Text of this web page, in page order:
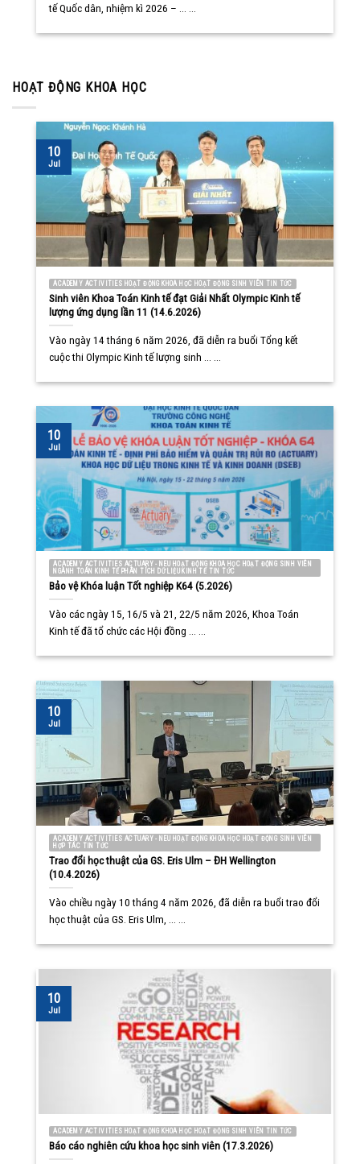
tế Quốc dân, nhiệm kì 2026 – ... ...
HOẠT ĐỘNG KHOA HỌC
ACADEMY ACTIVITIES HOẠT ĐỘNG KHOA HỌC HOẠT ĐỘNG SINH VIÊN TIN TỨC
Sinh viên Khoa Toán Kinh tế đạt Giải Nhất Olympic Kinh tế
lượng ứng dụng lần 11 (14.6.2026)
Vào ngày 14 tháng 6 năm 2026, đã diễn ra buổi Tổng kết
cuộc thi Olympic Kinh tế lượng sinh ... ...
10
Jul
ACADEMY ACTIVITIES ACTUARY - NEU HOẠT ĐỘNG KHOA HỌC HOẠT ĐỘNG SINH VIÊN
NGÀNH TOÁN KINH TẾ PHÂN TÍCH DỮ LIỆU KINH TẾ TIN TỨC
Bảo vệ Khóa luận Tốt nghiệp K64 (5.2026)
Vào các ngày 15, 16/5 và 21, 22/5 năm 2026, Khoa Toán
Kinh tế đã tổ chức các Hội đồng ... ...
10
Jul
ACADEMY ACTIVITIES ACTUARY - NEU HOẠT ĐỘNG KHOA HỌC HOẠT ĐỘNG SINH VIÊN
HỢP TÁC TIN TỨC
Trao đổi học thuật của GS. Eris Ulm – ĐH Wellington
(10.4.2026)
Vào chiều ngày 10 tháng 4 năm 2026, đã diễn ra buổi trao đổi
học thuật của GS. Eris Ulm, ... ...
10
Jul
ACADEMY ACTIVITIES HOẠT ĐỘNG KHOA HỌC HOẠT ĐỘNG SINH VIÊN TIN TỨC
Báo cáo nghiên cứu khoa học sinh viên (17.3.2026)
10
Jul